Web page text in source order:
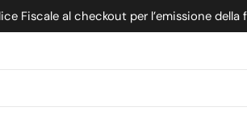
Fiscale al checkout per l’emissione della